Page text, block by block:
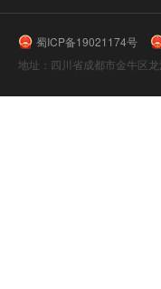
蜀ICP备19021174号
地址：四川省成都市金牛区